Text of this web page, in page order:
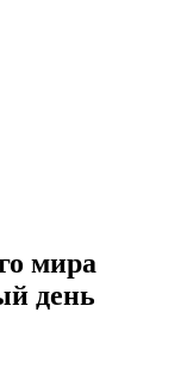
мира
день